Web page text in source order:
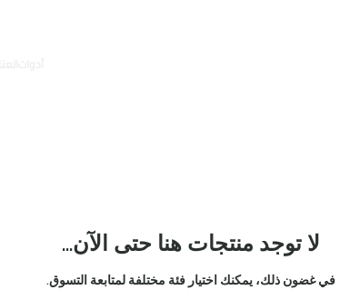
لا توجد منتجات هنا حتى الآن...
في غضون ذلك، يمكنك اختيار فئة مختلفة لمتابعة التسوق.